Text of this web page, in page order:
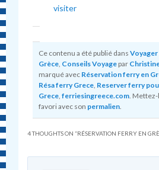
visiter
Ce contenu a été publié dansVoyager
Grèce Conseils Voyage par
marqué avec Réservation ferry en
Résa ferry Grece Reserver ferry
Grece ,ferriesingreece.com .
favori avec son permalien
4 THOUGHTS ON “RÉSERVATION FERRY EN